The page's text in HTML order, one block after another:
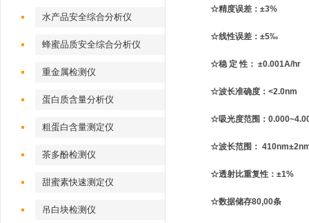
水产品安全综合分析仪
蜂蜜品质安全综合分析仪
重金属检测仪
蛋白质含量分析仪
粗蛋白含量测定仪
茶多酚检测仪
甜蜜素快速测定仪
吊白块检测仪
☆精度误差：±3%
☆线性误差：±5‰
☆稳 定 性： ±0.001A/hr
☆波长准确度：<2.0nm
☆吸光度范围：
☆波长范围：
☆透射比重复性：±1%
☆数据储存80,00条